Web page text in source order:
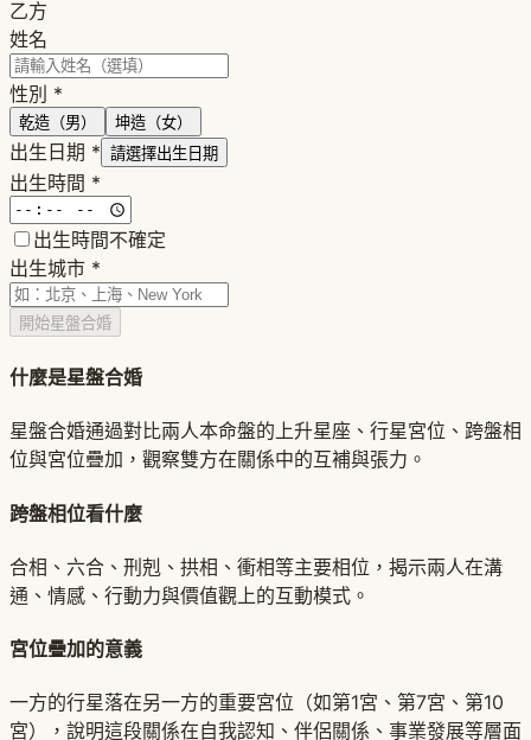
乙方
姓名
性別 *
乾造（男） 坤造（女）
出生日期 * 請選擇出生日期
出生時間 *
出生時間不確定
出生城市 *
開始星盤合婚
什麼是星盤合婚
星盤合婚通過對比兩人本命盤的上升星座、行星宮位、跨盤相
位與宮位疊加，觀察雙方在關係中的互補與張力。
跨盤相位看什麼
合相、六合、刑剋、拱相、衝相等主要相位，揭示兩人在溝
通、情感、行動力與價值觀上的互動模式。
宮位疊加的意義
一方的行星落在另一方的重要宮位（如第1宮、第7宮、第10
宮），說明這段關係在自我認知、伴侶關係、事業發展等層面